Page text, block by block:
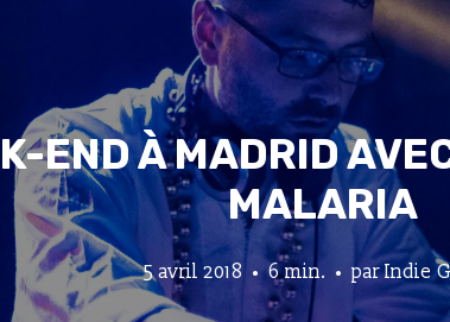
END À MADRID
MALARIA
5 avril 2018 6 min. parIndie